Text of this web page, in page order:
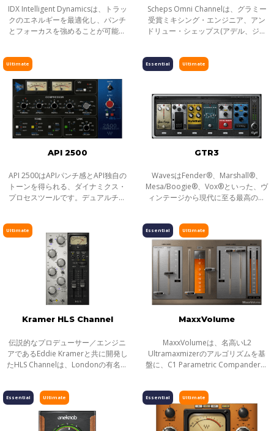
サラウンド
ヘッドフォンミキシング
ライブソリューション
チャンネルストリップ
ハーモニックエンハンサー
IDX Intelligent Dynamicsは、トラッ
クのエネルギーを最適化し、パンチ
とフォーカスを強めることが可能で
Scheps Omni Channelは、グラミー
受賞ミキシング・エンジニア、アン
ドリュー・シェップス(アデル、ジェ
トリップ・プラグインです。Andrew
Ultimate
API 2500
API 2500はAPIパンチ感とAPI独自の
トーンを得られる、ダイナミクス・
プロセスツールです。デュアルチャ
独立したモノ・チャンネルとして動
作させる
Ultimate
Essential
GTR3
WavesはFender®、Marshall®、
Mesa/Boogie®、Vox®といった、ヴ
ィンテージから現代に至る最高のギ
技術を駆使して解析しました。その
結果、Waves GTR
Ultimate
Kramer HLS Channel
伝説的なプロデューサー／エンジニ
アであるEddie Kramerと共に開発し
たHLS Channelは、Londonの有名な
グコンソールと同じモデルを入手、
細心の注
Ultimate
Essential
MaxxVolume
MaxxVolumeは、名高いL2
Ultramaxmizerのアルゴリズムを基
盤に、C1 Parametric Compander、
ノロジーを統合した、驚異的なプラ
グインです。
Ultimate
Essential Ultimate
Essential